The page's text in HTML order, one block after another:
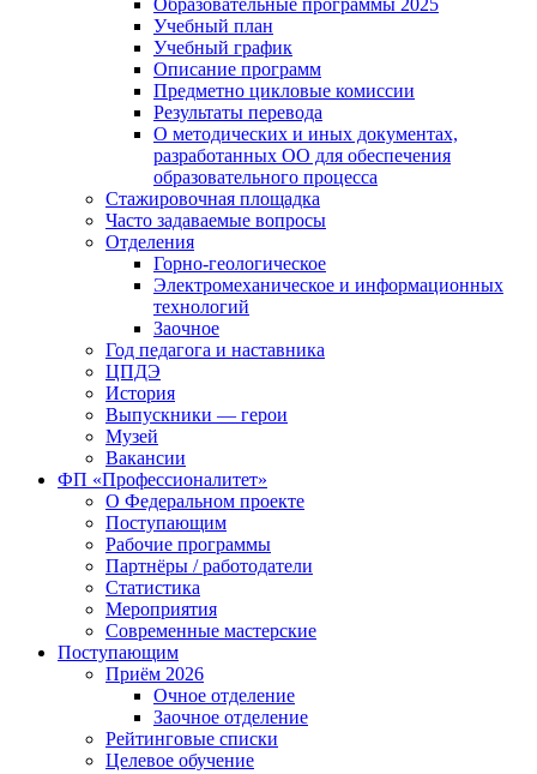
Образовательные программы 2025
Учебный план
Учебный график
Описание программ
Предметно цикловые комиссии
Результаты перевода
О методических и иных документах,
разработанных ОО для обеспечения
образовательного процесса
Стажировочная площадка
Часто задаваемые вопросы
Отделения
Горно-геологическое
Электромеханическое и информационных
технологий
Заочное
Год педагога и наставника
ЦПДЭ
История
Выпускники — герои
Музей
Вакансии
ФП «Профессионалитет»
О Федеральном проекте
Поступающим
Рабочие программы
Партнёры / работодатели
Статистика
Мероприятия
Современные мастерские
Поступающим
Приём 2026
Очное отделение
Заочное отделение
Рейтинговые списки
Целевое обучение